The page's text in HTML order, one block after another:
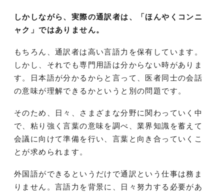
しかしながら、実際の通訳者は、「ほんやくコンニ
ャク」ではありません。
もちろん、通訳者は高い言語力を保有しています。
しかし、それでも専門用語は分からない時がありま
す。日本語が分かるからと言って、医者同士の会話
の意味が理解できるかというと別の問題です。
そのため、日々、さまざまな分野に関わっていく中
で、粘り強く言葉の意味を調べ、業界知識を蓄えて
会議に向けて準備を行い、言葉と向き合っていくこ
とが求められます。
外国語ができるというだけで通訳という仕事は務ま
りません。言語力を背景に、日々努力する必要があ